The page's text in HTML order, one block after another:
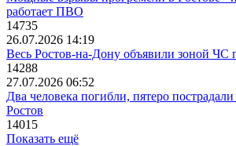
работает ПВО
14735
26.07.2026 14:19
Весь Ростов-на-Дону объявили зоной ЧС
14288
27.07.2026 06:52
Два человека погибли, пятеро
Ростов
14015
Показать ещё